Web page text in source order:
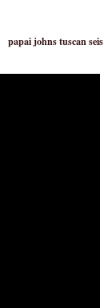
papai johns tuscan seis